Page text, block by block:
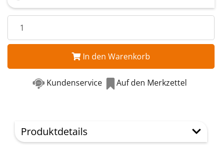
In den Warenkorb
Kundenservice Auf den Merkzettel
Produktdetails